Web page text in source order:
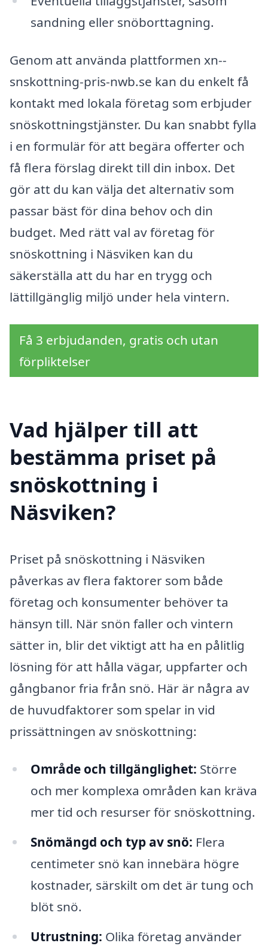
sandning eller snöborttagning.
Genom att använda plattformen xn--
snskottning-pris-nwb.se kan du enkelt få
kontakt med lokala företag som erbjuder
snöskottningstjänster. Du kan snabbt fylla
i en formulär för att begära offerter och
få flera förslag direkt till din inbox. Det
gör att du kan välja det alternativ som
passar bäst för dina behov och din
budget. Med rätt val av företag för
snöskottning i Näsviken kan du
säkerställa att du har en trygg och
lättillgänglig miljö under hela vintern.
Få 3 erbjudanden, gratis och utan
förpliktelser
Vad hjälper till att
bestämma priset på
snöskottning i
Näsviken?
Priset på snöskottning i Näsviken
påverkas av flera faktorer som både
företag och konsumenter behöver ta
hänsyn till. När snön faller och vintern
sätter in, blir det viktigt att ha en pålitlig
lösning för att hålla vägar, uppfarter och
gångbanor fria från snö. Här är några av
de huvudfaktorer som spelar in vid
prissättningen av snöskottning:
Område och tillgänglighet: Större
och mer komplexa områden kan kräva
mer tid och resurser för snöskottning.
Snömängd och typ av snö: Flera
centimeter snö kan innebära högre
kostnader, särskilt om det är tung och
blöt snö.
Utrustning: Olika företag använder